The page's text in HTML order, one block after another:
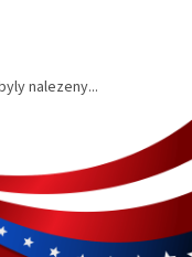
nalezeny...